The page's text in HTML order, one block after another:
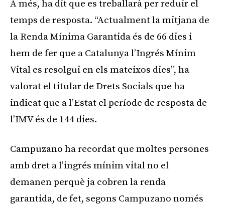
A més, ha dit que es treballarà per reduir el
temps de resposta. “Actualment la mitjana de
la Renda Mínima Garantida és de 66 dies i
hem de fer que a Catalunya l’Ingrés Mínim
Vital es resolgui en els mateixos dies”, ha
valorat el titular de Drets Socials que ha
indicat que a l’Estat el període de resposta de
l’IMV és de 144 dies.
Campuzano ha recordat que moltes persones
amb dret a l’ingrés mínim vital no el
demanen perquè ja cobren la renda
garantida, de fet, segons Campuzano només